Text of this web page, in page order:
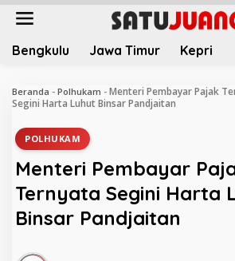
L
Bengkulu Jawa Timur Kepri
Beranda - Polhukam - Menteri Pembayar Pajak
Segini Harta Luhut Binsar Pandjaitan
POLHUKAM
Menteri Pembayar
Ternyata Segini Harta
Binsar Pandjaitan